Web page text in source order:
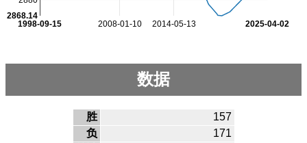
2008-01-10 2014-05-13
1998-09-15 2025-04-02
2868.14
数据
胜
157
负
171